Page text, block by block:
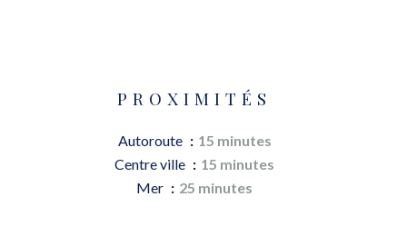
PROXIMITÉS
Autoroute
15 minutes
Centre ville
15 minutes
Mer
25 minutes